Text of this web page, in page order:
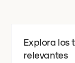
Explora los
relevantes